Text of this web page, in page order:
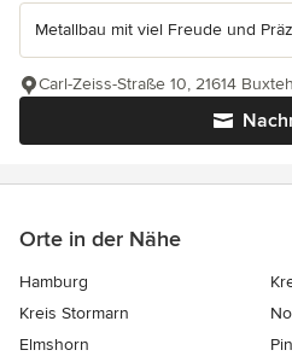
Metallbau mit viel Freude und
Carl-Zeiss-Straße 10, 21614
Orte in der Nähe
Hamburg
Kreis Stormarn
Elmshorn